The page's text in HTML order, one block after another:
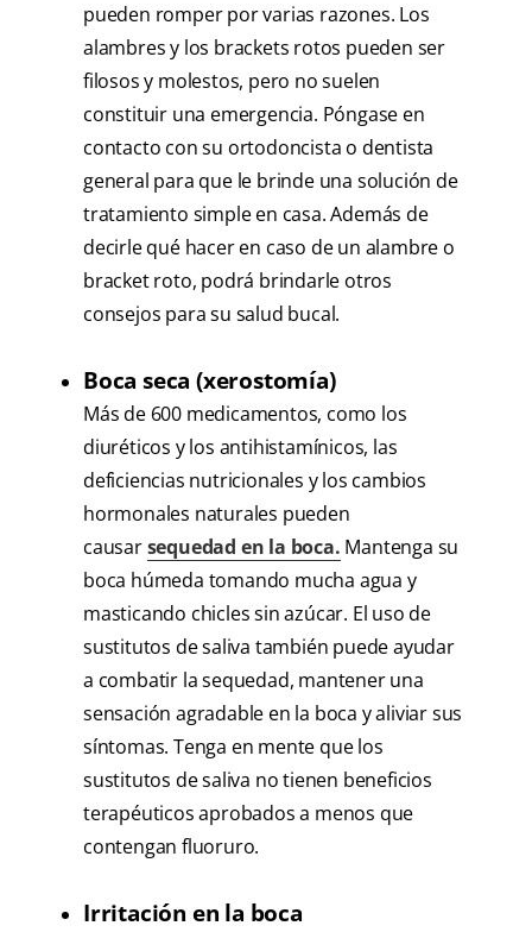
pueden romper por varias razones. Los
alambres y los brackets rotos pueden ser
filosos y molestos, pero no suelen
constituir una emergencia. Póngase en
contacto con su ortodoncista o dentista
general para que le brinde una solución de
tratamiento simple en casa. Además de
decirle qué hacer en caso de un alambre o
bracket roto, podrá brindarle otros
consejos para su salud bucal.
Boca seca (xerostomía)
Más de 600 medicamentos, como los
diuréticos y los antihistamínicos, las
deficiencias nutricionales y los cambios
hormonales naturales pueden
causarsequedad en la boca. Mantenga su
boca húmeda tomando mucha agua y
masticando chicles sin azúcar. El uso de
sustitutos de saliva también puede ayudar
a combatir la sequedad, mantener una
sensación agradable en la boca y aliviar sus
síntomas. Tenga en mente que los
sustitutos de saliva no tienen beneficios
terapéuticos aprobados a menos que
contengan fluoruro.
Irritación en la boca